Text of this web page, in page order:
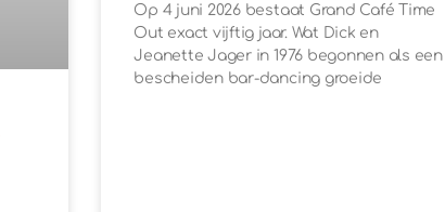
Op 4 juni 2026 bestaat Grand Café Time
Out exact vijftig jaar. Wat Dick en
Jeanette Jager in 1976 begonnen als een
bescheiden bar-dancing groeide